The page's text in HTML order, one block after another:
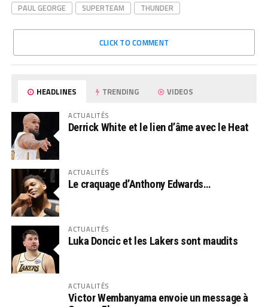
PAUL GEORGE SUPERTEAM THUNDER
CLICK TO COMMENT
HEADLINES TRENDING VIDEOS
ACTUALITÉS
Derrick White et le lien d’âme avec le Heat
ACTUALITÉS
Le craquage d’Anthony Edwards…
ACTUALITÉS
Luka Doncic et les Lakers sont maudits
ACTUALITÉS
Victor Wembanyama envoie un message à